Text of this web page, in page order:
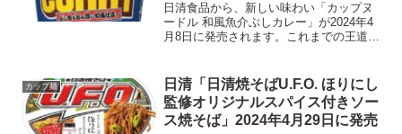
日清食品から、新しい味わい「カップヌ
ードル 和風魚介ぶしカレー」が2024年4
月8日に発売されます。これまでの王道や
です。内容量は80g（麺60g）で、価格は
236円前...
カップ麺
日清「日清焼そばU.F.O. ほりにし
監修オリジナルスパイス付きソー
ス焼そば」2024年4月29日に発売